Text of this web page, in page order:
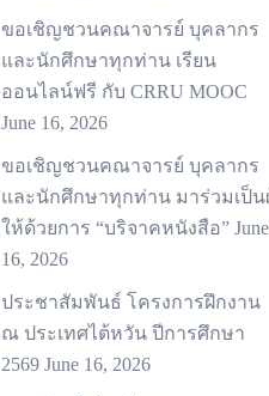
ขอเชิญชวนคณาจารย์ บุคลากร
และนักศึกษาทุกท่าน เรียน
ออนไลน์ฟรี กับ CRRU MOOC
June 16, 2026
ขอเชิญชวนคณาจารย์ บุคลากร
และนักศึกษาทุกท่าน มาร่วมเป็น
ให้ด้วยการ “บริจาคหนังสือ” June
16, 2026
ประชาสัมพันธ์ โครงการฝึกงาน
ณ ประเทศไต้หวัน ปีการศึกษา
2569 June 16, 2026